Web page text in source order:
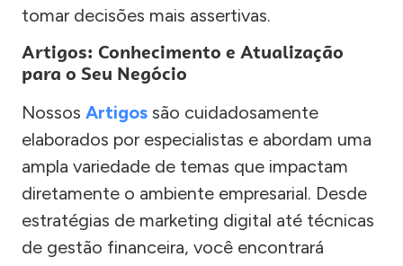
tomar decisões mais assertivas.
Artigos: Conhecimento e Atualização
para o Seu Negócio
Nossos Artigos são cuidadosamente
elaborados por especialistas e abordam uma
ampla variedade de temas que impactam
diretamente o ambiente empresarial. Desde
estratégias de marketing digital até técnicas
de gestão financeira, você encontrará